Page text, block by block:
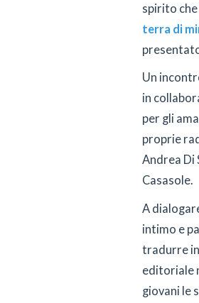
spirito che
terra di
Un
in
per gli
proprie
Andrea Di
Casasole.
A
intimo e
tradurre
editoriale
giovani le